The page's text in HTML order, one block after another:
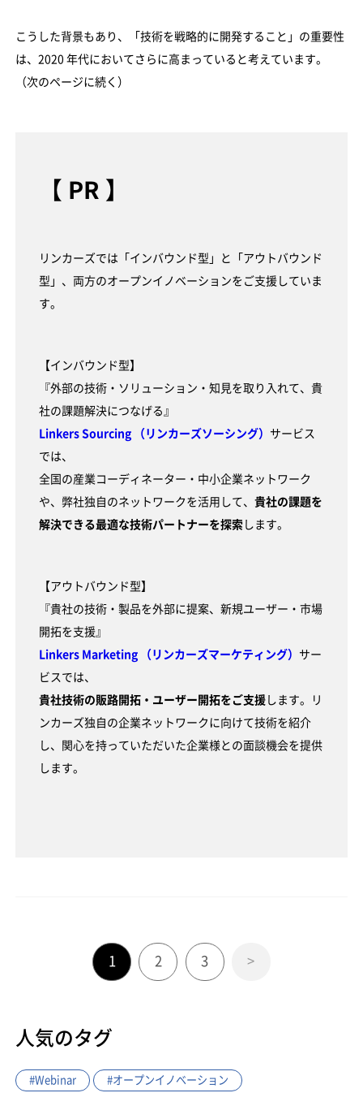
こうした背景もあり、「技術を戦略的に開発すること」の重要性
は、2020 年代においてさらに高まっていると考えています。
（次のページに続く）
【 PR 】
リンカーズでは「インバウンド型」と「アウトバウンド
型」、両方のオープンイノベーションをご支援していま
す。
【インバウンド型】
『外部の技術・ソリューション・知見を取り入れて、貴
社の課題解決につなげる』
Linkers Sourcing （リンカーズソーシング） サービス
では、
全国の産業コーディネーター・中小企業ネットワーク
や、弊社独自のネットワークを活用して、 貴社の課題を
解決できる最適な技術パートナーを探索します。
【アウトバウンド型】
『貴社の技術・製品を外部に提案、新規ユーザー・市場
開拓を支援』
Linkers Marketing （リンカーズマーケティング） サー
ビスでは、
貴社技術の販路開拓・ユーザー開拓をご支援します。リ
ンカーズ独自の企業ネットワークに向けて技術を紹介
し、関心を持っていただいた企業様との面談機会を提供
します。
1 2 3 >
人気のタグ
#Webinar #オープンイノベーション